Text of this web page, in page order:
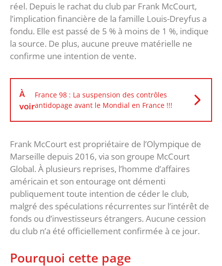
réel. Depuis le rachat du club par Frank McCourt,
l’implication financière de la famille Louis-Dreyfus a
fondu. Elle est passé de 5 % à moins de 1 %, indique
la source. De plus, aucune preuve matérielle ne
confirme une intention de vente.
À
voir
France 98 : La suspension des contrôles
antidopage avant le Mondial en France !!!
Frank McCourt est propriétaire de l’Olympique de
Marseille depuis 2016, via son groupe McCourt
Global. À plusieurs reprises, l’homme d’affaires
américain et son entourage ont démenti
publiquement toute intention de céder le club,
malgré des spéculations récurrentes sur l’intérêt de
fonds ou d’investisseurs étrangers. Aucune cession
du club n’a été officiellement confirmée à ce jour.
Pourquoi cette page